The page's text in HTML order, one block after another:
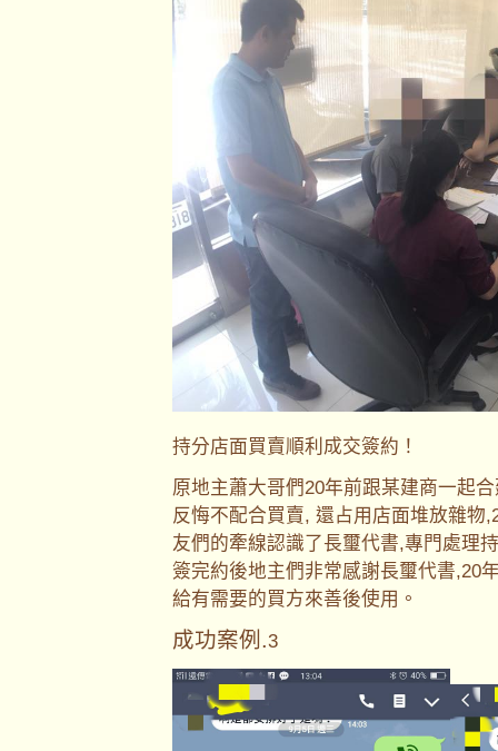
持分店面買賣順利成交簽約！
原地主蕭大哥們20年前跟某建商一起
反悔不配合買賣, 還占用店面堆放雜物
友們的牽線認識了長璽代書,專門處理
簽完約後地主們非常感謝長璽代書,20
給有需要的買方來善後使用。
成功案例.3